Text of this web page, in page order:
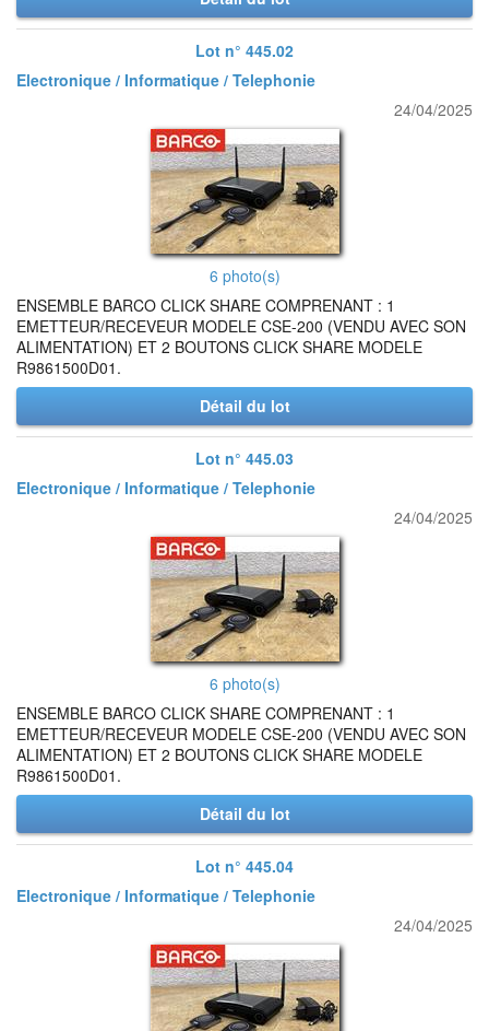
Lot n° 445.02
Electronique / Informatique / Telephonie
24/04/2025
6 photo(s)
ENSEMBLE BARCO CLICK SHARE COMPRENANT : 1
EMETTEUR/RECEVEUR MODELE CSE-200 (VENDU AVEC SON
ALIMENTATION) ET 2 BOUTONS CLICK SHARE MODELE
R9861500D01.
Détail du lot
Lot n° 445.03
Electronique / Informatique / Telephonie
24/04/2025
6 photo(s)
ENSEMBLE BARCO CLICK SHARE COMPRENANT : 1
EMETTEUR/RECEVEUR MODELE CSE-200 (VENDU AVEC SON
ALIMENTATION) ET 2 BOUTONS CLICK SHARE MODELE
R9861500D01.
Détail du lot
Lot n° 445.04
Electronique / Informatique / Telephonie
24/04/2025